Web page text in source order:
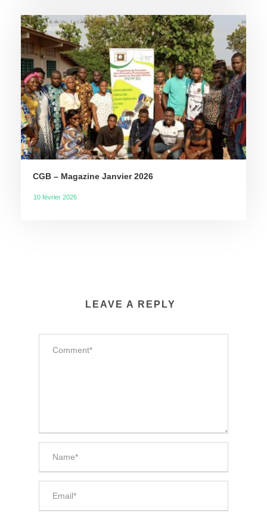
CGB – Magazine Janvier 2026
10 février 2026
LEAVE A REPLY